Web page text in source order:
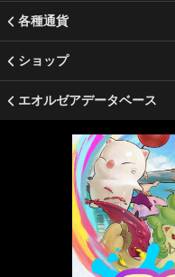
各種通貨
ショップ
エオルゼアデータベース